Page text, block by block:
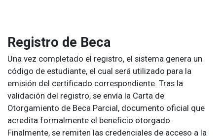
Registro de Beca
Una vez completado el registro, el sistema genera un
código de estudiante, el cual será utilizado para la
emisión del certificado correspondiente. Tras la
validación del registro, se envía la Carta de
Otorgamiento de Beca Parcial, documento oficial que
acredita formalmente el beneficio otorgado.
Finalmente, se remiten las credenciales de acceso a la